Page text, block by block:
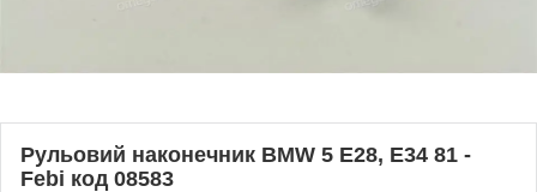
Рульовий наконечник BMW 5 E28, E34 81 -
Febi код 08583